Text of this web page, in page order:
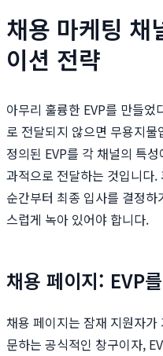
채용 마케팅 채
이션 전략
아무리 훌륭한 EVP를 만들
로 전달되지 않으면 무용지물
정의된 EVP를 각 채널의 특
과적으로 전달하는 것입니다
순간부터 최종 입사를 결정
스럽게 녹아 있어야 합니다.
채용 페이지: EVP
채용 페이지는 잠재 지원자
문하는 공식적인 창구이자,